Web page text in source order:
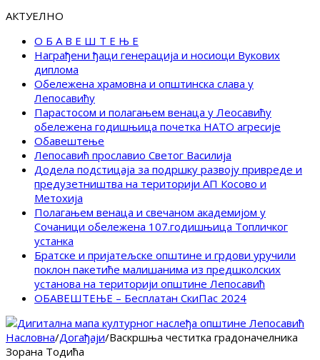
АКТУЕЛНО
О Б А В Е Ш Т Е Њ Е
Награђени ђаци генерација и носиоци Вукових
диплома
Обележена храмовна и општинска слава у
Лепосавићу
Парастосом и полагањем венаца у Леосавићу
обележена годишњица почетка НАТО агресије
Обавештење
Лепосавић прославио Светог Василија
Додела подстицаја за подршку развоју привреде и
предузетништва на територији АП Косово и
Метохија
Полагањем венаца и свечаном академијом у
Сочаници обележена 107.годишњица Топличког
устанка
Братске и пријатељске општине и грдови уручили
поклон пакетиће малишанима из предшколских
установа на територији општине Лепосавић
ОБАВЕШТЕЊЕ – Бесплатан СкиПас 2024
Насловна/Догађаји/Васкршња честитка градоначелника
Зорана Тодића